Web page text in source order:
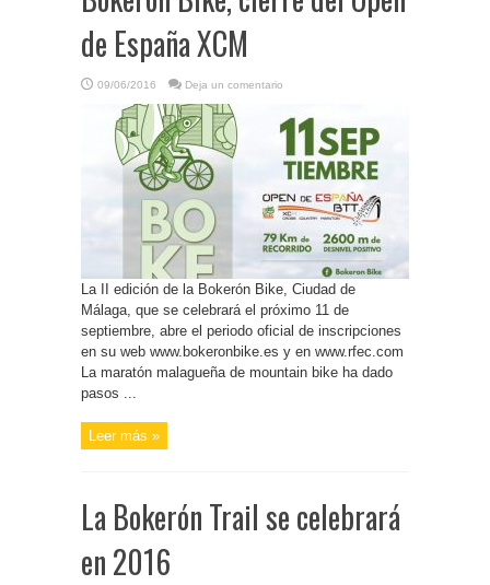
de España XCM
09/06/2016 Deja un comentario
La II edición de la Bokerón Bike, Ciudad de
Málaga, que se celebrará el próximo 11 de
septiembre, abre el periodo oficial de inscripciones
en su web www.bokeronbike.es y en www.rfec.com
La maratón malagueña de mountain bike ha dado
pasos ...
Leer más »
La Bokerón Trail se celebrará
en 2016